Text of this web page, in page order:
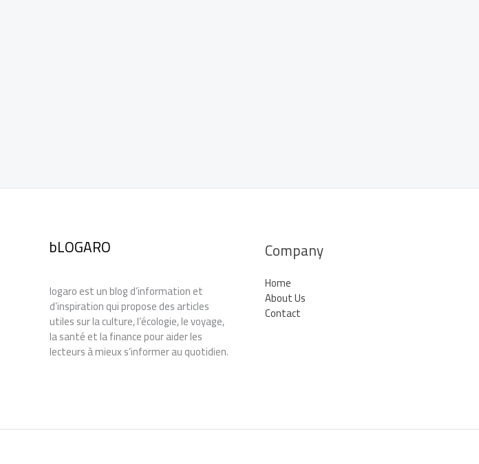
bLOGARO
logaro est un blog d’information et
d’inspiration qui propose des articles
utiles sur la culture, l’écologie, le voyage,
la santé et la finance pour aider les
lecteurs à mieux s’informer au quotidien.
Company
Home
About Us
Contact